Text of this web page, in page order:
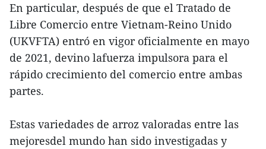
En particular, después de que el Tratado de
Libre Comercio entre Vietnam-Reino Unido
(UKVFTA) entró en vigor oficialmente en mayo
de 2021, devino lafuerza impulsora para el
rápido crecimiento del comercio entre ambas
partes.
Estas variedades de arroz valoradas entre las
mejoresdel mundo han sido investigadas y